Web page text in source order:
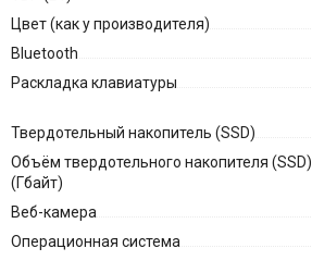
Цвет (как у производителя)
Bluetooth
Раскладка клавиатуры
Твердотельный накопитель (SSD)
Объём твердотельного накопителя (SSD)
(Гбайт)
Веб-камера
Операционная система